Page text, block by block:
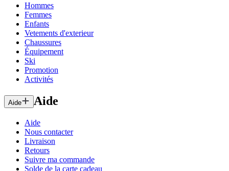
Hommes
Femmes
Enfants
Vetements d'exterieur
Chaussures
Équipement
Ski
Promotion
Activités
Aide Aide
Aide
Nous contacter
Livraison
Retours
Suivre ma commande
Solde de la carte cadeau